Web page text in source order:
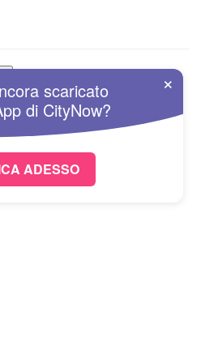
×
scaricato
di CityNow?
ADESSO